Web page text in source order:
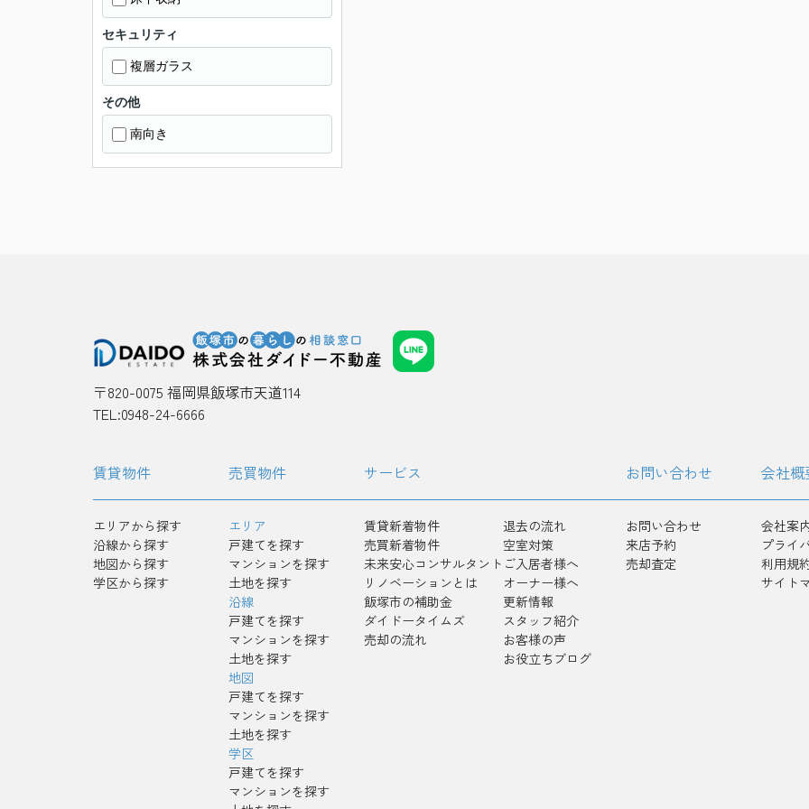
セキュリティ
複層ガラス
その他
南向き
〒820-0075 福岡県飯塚市天道114
TEL:0948-24-6666
賃貸物件
エリアから探す
沿線から探す
地図から探す
学区から探す
売買物件
エリア
戸建てを探す
マンションを探す
土地を探す
沿線
戸建てを探す
マンションを探す
土地を探す
地図
戸建てを探す
マンションを探す
土地を探す
学区
戸建てを探す
マンションを探す
サービス
賃貸新着物件
売買新着物件
未来安心コンサルタント
リノベーションとは
飯塚市の補助金
ダイドータイムズ
売却の流れ
退去の流れ
空室対策
ご入居者様へ
オーナー様へ
更新情報
スタッフ紹介
お客様の声
お役立ちブログ
お問い合わせ
お問い合わせ
来店予約
売却査定
会社概
会社案
プライ
利用規
サイト